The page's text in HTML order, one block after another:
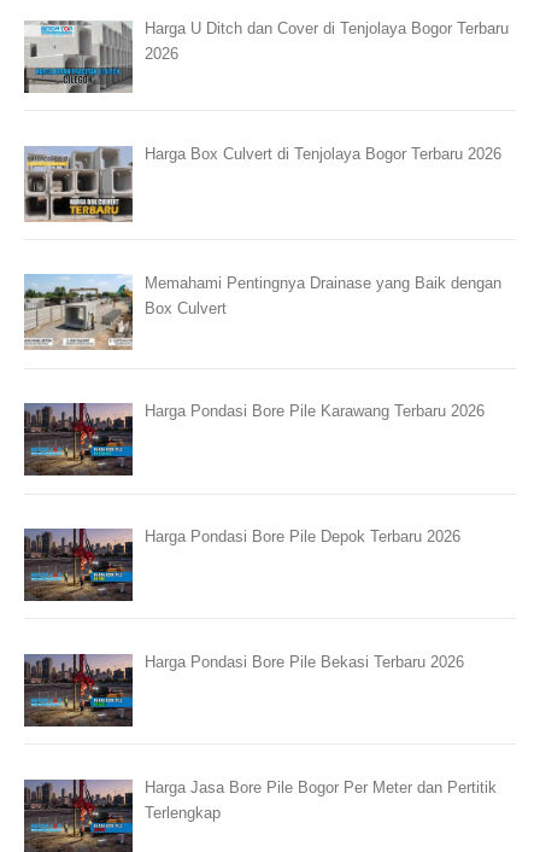
Harga U Ditch dan Cover di Tenjolaya Bogor Terbaru
2026
Harga Box Culvert di Tenjolaya Bogor Terbaru 2026
Memahami Pentingnya Drainase yang Baik dengan
Box Culvert
Harga Pondasi Bore Pile Karawang Terbaru 2026
Harga Pondasi Bore Pile Depok Terbaru 2026
Harga Pondasi Bore Pile Bekasi Terbaru 2026
Harga Jasa Bore Pile Bogor Per Meter dan Pertitik
Terlengkap